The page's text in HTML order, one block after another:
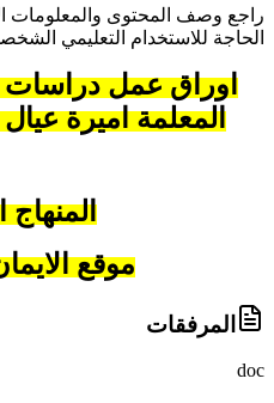
راجع وصف المحتوى والمعلومات
الحاجة للاستخدام التعليمي
اوراق عمل
المعلمة اميرة
المنهاج
موقع
المرفقات
doc